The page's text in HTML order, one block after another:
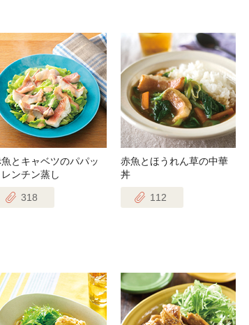
とキャベツのパパッ
レンチン蒸し
318
赤魚とほうれん草の中華
丼
112